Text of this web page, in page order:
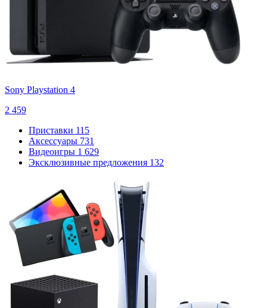
Sony Playstation 4
2 459
Приставки 115
Аксессуары 731
Видеоигры 1 629
Эксклюзивные предложения 132